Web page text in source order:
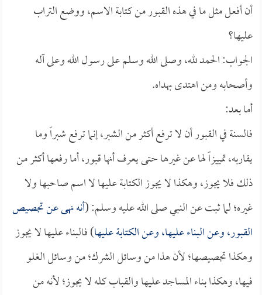
أن أفعل مثل ما في هذه القبور من كتابة الاسم، ووضع التراب
عليها؟
الجواب: الحمد لله، وصلى الله وسلم على رسول الله وعلى آله
وأصحابه ومن اهتدى بهداه.
أما بعد:
فالسنة في القبور أن لا ترفع أكثر من الشبر، إنما ترفع شبراً وما
يقاربه، تمييزاً لها عن غيرها حتى يعرف أنها قبور، أما رفعها أكثر من
ذلك فلا يجوز، وهكذا لا يجوز الكتابة عليها لا اسم صاحبها ولا
غيره؛ لما ثبت عن النبي صلى الله عليه وسلم: (أنه نهى عن تجصيص
القبور، وعن البناء عليها، وعن الكتابة عليها) فالبناء عليها لا يجوز
وهكذا تجصيصها؛ لأن هذا من وسائل الشرك؛ من وسائل الغلو
فيها، وهكذا بناء المساجد عليها والقباب كله لا يجوز؛ لأنه من